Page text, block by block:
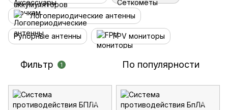
Логопериодические антенны
Рупорные антенны FPV мониторы
Фильтр 1 По популярности